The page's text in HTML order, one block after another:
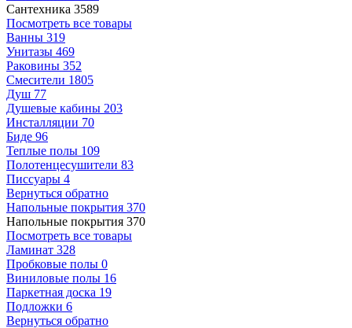
Сантехника 3589
Посмотреть все товары
Ванны 319
Унитазы 469
Раковины 352
Смесители 1805
Душ 77
Душевые кабины 203
Инсталляции 70
Биде 96
Теплые полы 109
Полотенцесушители 83
Писсуары 4
Вернуться обратно
Напольные покрытия 370
Напольные покрытия 370
Посмотреть все товары
Ламинат 328
Пробковые полы 0
Виниловые полы 16
Паркетная доска 19
Подложки 6
Вернуться обратно